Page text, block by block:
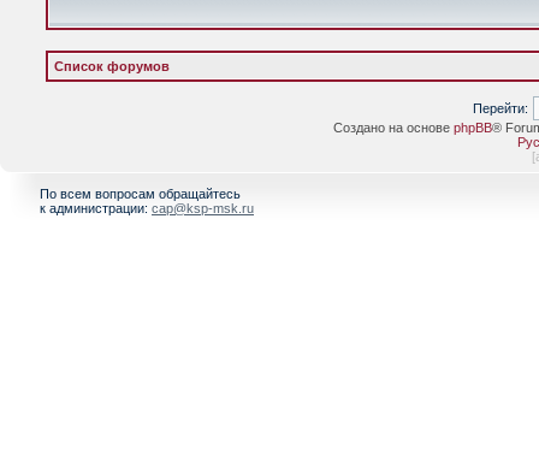
Список форумов
Перейти:
Создано на основе phpBB®
[
По всем вопросам обращайтесь
к администрации: cap@ksp-msk.ru